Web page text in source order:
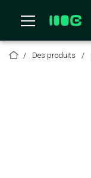
Des produits